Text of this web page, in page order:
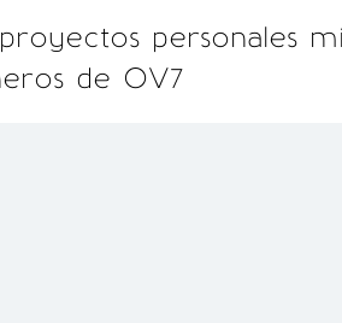
personales
de OV7